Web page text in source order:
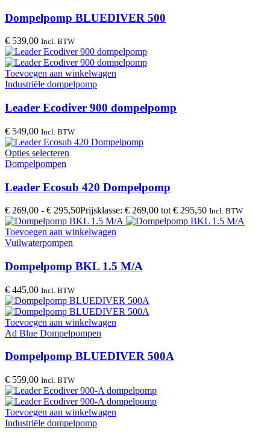
Dompelpomp BLUEDIVER 500
€ 539,00 Incl. BTW
Toevoegen aan winkelwagen
Industriële dompelpomp
Leader Ecodiver 900 dompelpomp
€ 549,00 Incl. BTW
Opties selecteren
Dompelpompen
Leader Ecosub 420 Dompelpomp
€ 269,00 - € 295,50Prijsklasse: € 269,00 tot € 295,50 Incl. BTW
Toevoegen aan winkelwagen
Vuilwaterpompen
Dompelpomp BKL 1.5 M/A
€ 445,00 Incl. BTW
Toevoegen aan winkelwagen
Ad Blue Dompelpompen
Dompelpomp BLUEDIVER 500A
€ 559,00 Incl. BTW
Toevoegen aan winkelwagen
Industriële dompelpomp